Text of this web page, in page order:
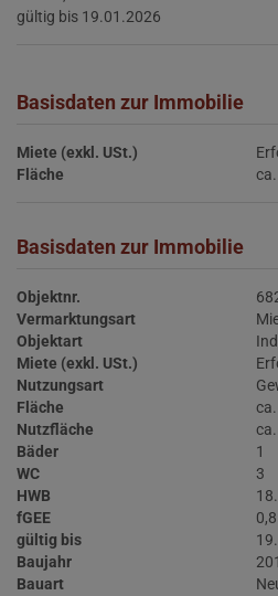
gültig bis 19.01.2026
Basisdaten zur Immobilie
Miete (exkl. USt.)
Fläche
Basisdaten zur Immobilie
Objektnr.
Vermarktungsart
Objektart
Miete (exkl. USt.)
Nutzungsart
Fläche
Nutzfläche
Bäder
1
WC
3
HWB
fGEE
gültig bis
Baujahr
Bauart